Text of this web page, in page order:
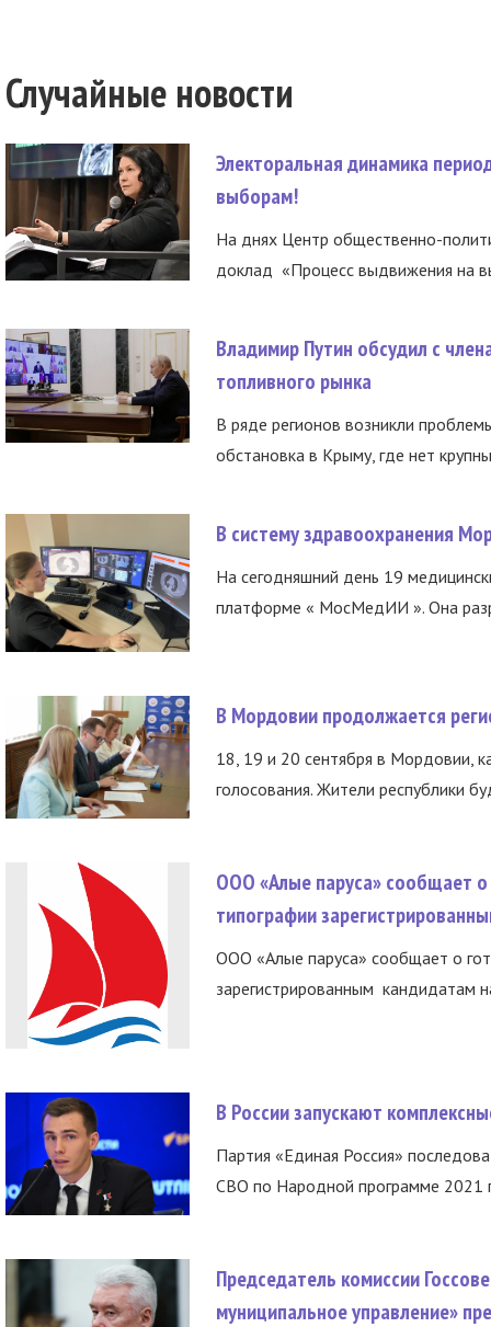
Случайные новости
Электоральная динамика
выборам!
На днях Центр общественно-
доклад «Процесс выдвижения на
Владимир Путин обсудил с
топливного рынка
В ряде регионов возникли
обстановка в Крыму, где нет
В систему здравоохранения
На сегодняшний день 19
платформе « МосМедИИ ». Она
В Мордовии продолжается
18, 19 и 20 сентября в Мордовии,
голосования. Жители республики
ООО «Алые паруса» сообщает о
типографии
ООО «Алые паруса» сообщает о
зарегистрированным кандидатам
В России запускают
Партия «Единая Россия»
СВО по Народной программе 2021
Председатель комиссии
муниципальное управление»